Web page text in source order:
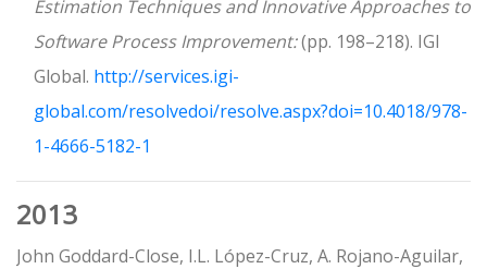
Estimation Techniques and Innovative Approaches to
Software Process Improvement:(pp. 198–218). IGI
Global. http://services.igi-
global.com/resolvedoi/resolve.aspx?doi=10.4018/978-
1-4666-5182-1
2013
John Goddard-Close, I.L. López-Cruz, A. Rojano-Aguilar,